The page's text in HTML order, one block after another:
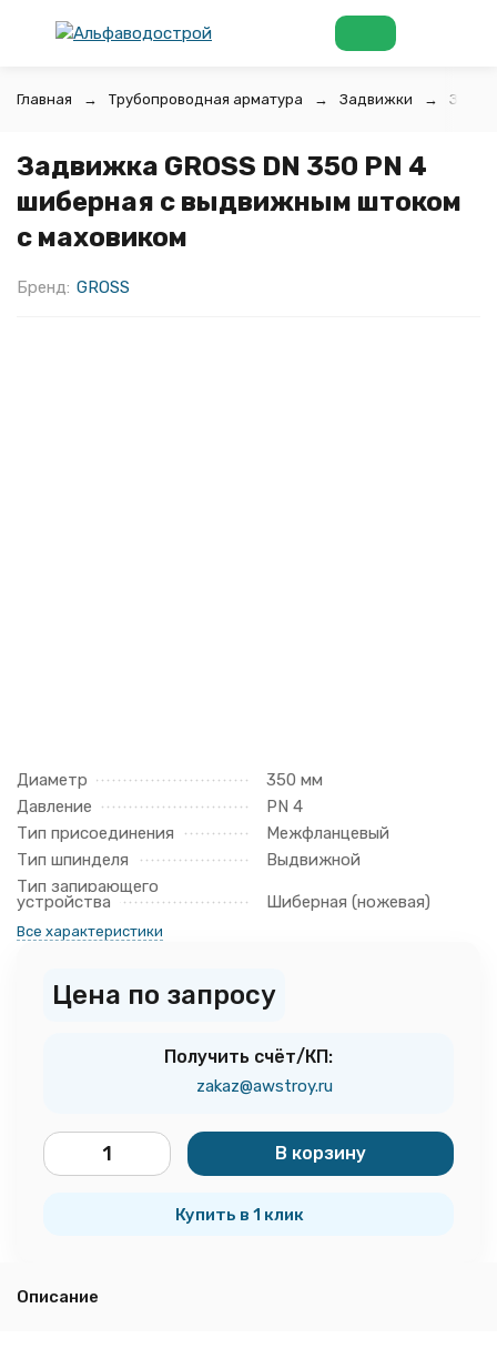
Главная Трубопроводная арматура Задвижки
Задвижка GROSS DN 350 PN 4
шиберная с выдвижным штоком
c маховиком
Бренд: GROSS
Диаметр
350 мм
Давление
PN 4
Тип присоединения
Межфланцевый
Тип шпинделя
Выдвижной
Тип запирающего
устройства Шиберная (ножевая)
Все характеристики
Цена по запросу
Получить счёт/КП:
zakaz@awstroy.ru
В корзину
Купить в 1 клик
Описание